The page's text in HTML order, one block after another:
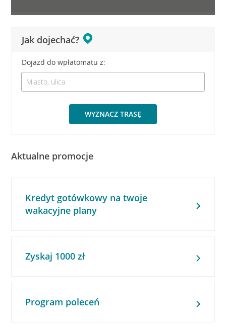
Jak dojechać?
Dojazd do wpłatomatu z:
WYZNACZ TRASĘ
Aktualne promocje
Kredyt gotówkowy na twoje
wakacyjne plany
Zyskaj 1000 zł
Program poleceń